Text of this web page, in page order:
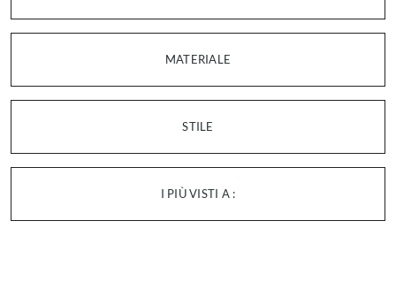
MATERIALE
STILE
I PIÙ VISTI A :